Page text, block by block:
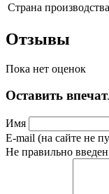
Страна
Отзывы
Пока нет оценок
Оставить
Имя
E-mail (на сайте не
Не правильно